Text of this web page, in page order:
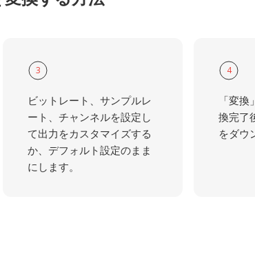
3
ビットレート、サンプルレ
ート、チャンネルを設定し
て出力をカスタマイズする
か、デフォルト設定のまま
にします。
4
「変
換完了
をダウ